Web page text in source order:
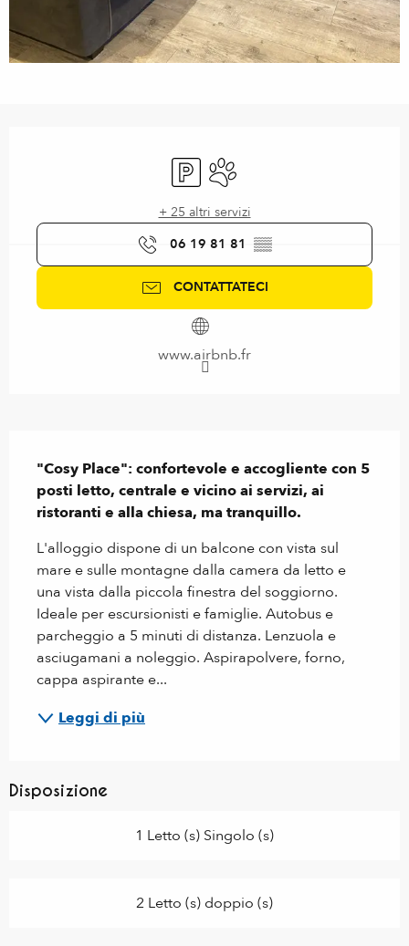
ParcheggioAnimali ammessi
+ 25 altri servizi
06 19 81 81 ▒▒
CONTATTATECI
www.airbnb.fr
"Cosy Place": confortevole e accogliente con 5
posti letto, centrale e vicino ai servizi, ai
ristoranti e alla chiesa, ma tranquillo.
L'alloggio dispone di un balcone con vista sul
mare e sulle montagne dalla camera da letto e
una vista dalla piccola finestra del soggiorno.
Ideale per escursionisti e famiglie. Autobus e
parcheggio a 5 minuti di distanza. Lenzuola e
asciugamani a noleggio. Aspirapolvere, forno,
cappa aspirante e...
Leggi di più
Disposizione
1 Letto (s) Singolo (s)
2 Letto (s) doppio (s)